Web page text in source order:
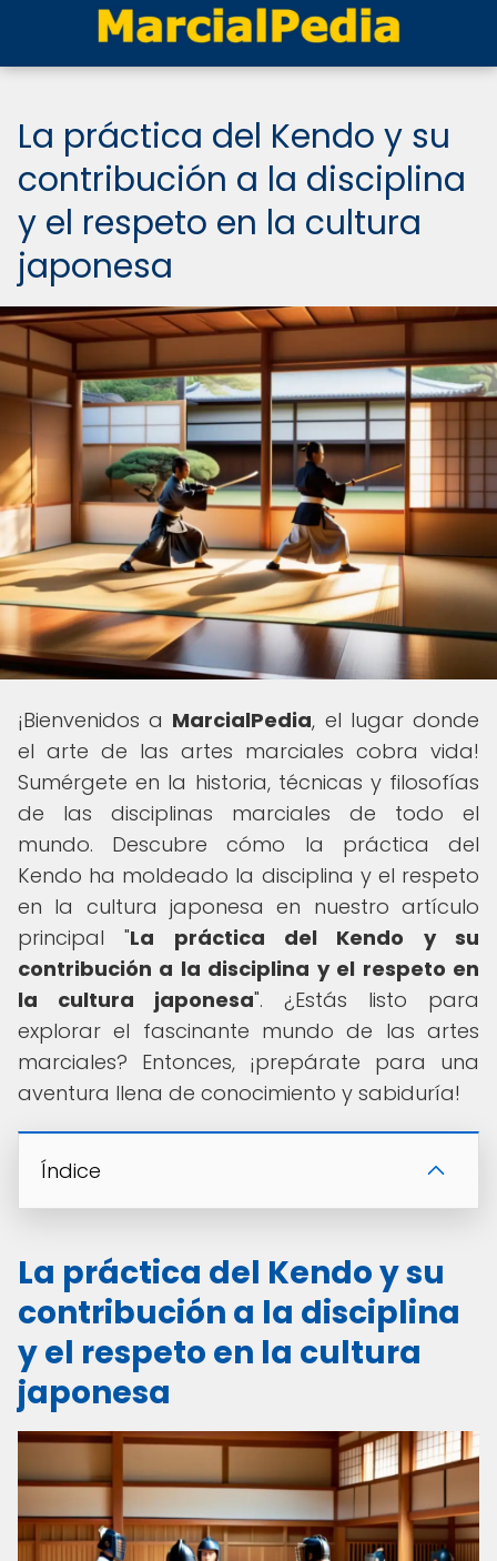
La práctica del Kendo y su
contribución a la disciplina
y el respeto en la cultura
japonesa
¡Bienvenidos a MarcialPedia, el lugar donde
el arte de las artes marciales cobra vida!
Sumérgete en la historia, técnicas y filosofías
de las disciplinas marciales de todo el
mundo. Descubre cómo la práctica del
Kendo ha moldeado la disciplina y el respeto
en la cultura japonesa en nuestro artículo
principal "La práctica del Kendo y su
contribución a la disciplina y el respeto en
la cultura japonesa". ¿Estás listo para
explorar el fascinante mundo de las artes
marciales? Entonces, ¡prepárate para una
aventura llena de conocimiento y sabiduría!
Índice
La práctica del Kendo y su
contribución a la disciplina
y el respeto en la cultura
japonesa